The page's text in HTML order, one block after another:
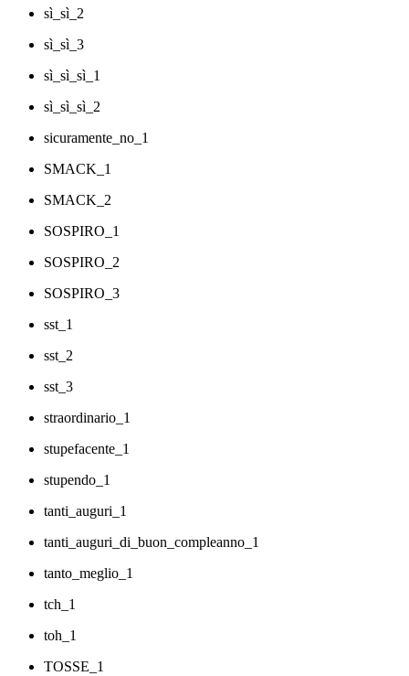
sì_sì_2
sì_sì_3
sì_sì_sì_1
sì_sì_sì_2
sicuramente_no_1
SMACK_1
SMACK_2
SOSPIRO_1
SOSPIRO_2
SOSPIRO_3
sst_1
sst_2
sst_3
straordinario_1
stupefacente_1
stupendo_1
tanti_auguri_1
tanti_auguri_di_buon_compleanno_1
tanto_meglio_1
tch_1
toh_1
TOSSE_1